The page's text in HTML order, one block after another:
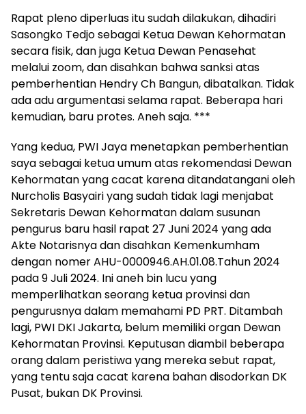
Rapat pleno diperluas itu sudah dilakukan, dihadiri
Sasongko Tedjo sebagai Ketua Dewan Kehormatan
secara fisik, dan juga Ketua Dewan Penasehat
melalui zoom, dan disahkan bahwa sanksi atas
pemberhentian Hendry Ch Bangun, dibatalkan. Tidak
ada adu argumentasi selama rapat. Beberapa hari
kemudian, baru protes. Aneh saja. ***
Yang kedua, PWI Jaya menetapkan pemberhentian
saya sebagai ketua umum atas rekomendasi Dewan
Kehormatan yang cacat karena ditandatangani oleh
Nurcholis Basyairi yang sudah tidak lagi menjabat
Sekretaris Dewan Kehormatan dalam susunan
pengurus baru hasil rapat 27 Juni 2024 yang ada
Akte Notarisnya dan disahkan Kemenkumham
dengan nomer AHU-0000946.AH.01.08.Tahun 2024
pada 9 Juli 2024. Ini aneh bin lucu yang
memperlihatkan seorang ketua provinsi dan
pengurusnya dalam memahami PD PRT. Ditambah
lagi, PWI DKI Jakarta, belum memiliki organ Dewan
Kehormatan Provinsi. Keputusan diambil beberapa
orang dalam peristiwa yang mereka sebut rapat,
yang tentu saja cacat karena bahan disodorkan DK
Pusat, bukan DK Provinsi.